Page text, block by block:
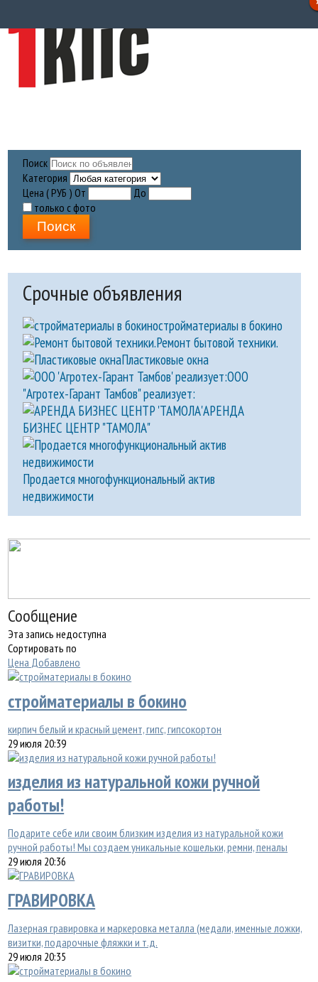
Поиск
Категория
Цена ( РУБ ) От
До
только с фото
Поиск
Срочные объявления
стройматериалы в бокино
Ремонт бытовой техники.
Пластиковые окна
ООО
"Агротех-Гарант Тамбов" реализует:
АРЕНДА
БИЗНЕС ЦЕНТР "ТАМОЛА"
Продается многофункциональный актив
недвижимости
Сообщение
Эта запись недоступна
Сортировать по
Цена Добавлено
стройматериалы в бокино
кирпич белый и красный цемент, гипс, гипсокортон
29 июля 20:39
изделия из натуральной кожи ручной
работы!
Подарите себе или своим близким изделия из натуральной кожи
ручной работы! Мы создаем уникальные кошельки, ремни, пеналы
29 июля 20:36
ГРАВИРОВКА
Лазерная гравировка и маркеровка металла (медали, именные ложки,
визитки, подарочные фляжки и т.д.
29 июля 20:35